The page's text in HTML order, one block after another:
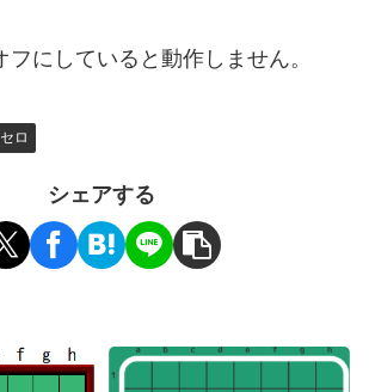
にしていると動作しません。
ロ
シェアする